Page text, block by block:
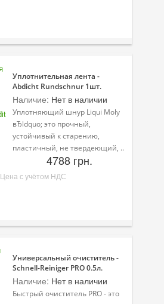
Уплотнительная лента -
Abdicht Rundschnur 1шт.
Наличие: Нет в наличии
Уплотняющий шнур Liqui Moly
вЂldquo; это прочный,
устойчивый к старению,
пластичный, не твердеющий, ..
4788 грн.
Цена с учётом НДС
Универсальный очиститель -
Schnell-Reiniger PRO 0.5л.
Наличие: Нет в наличии
Быстрый очиститель PRO - это